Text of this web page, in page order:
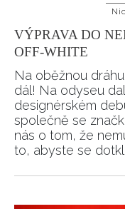
VÝPRAVA DO
OFF-WHITE
Na oběžnou
dál! Na odyseu
designérském
společně se
nás o tom, že
to, abyste se